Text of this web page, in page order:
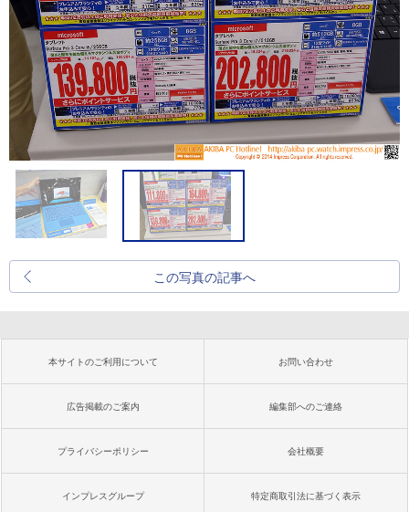
この写真の記事へ
本サイトのご利用について お問い合わせ
広告掲載のご案内 編集部へのご連絡
プライバシーポリシー 会社概要
インプレスグループ 特定商取引法に基づく表示